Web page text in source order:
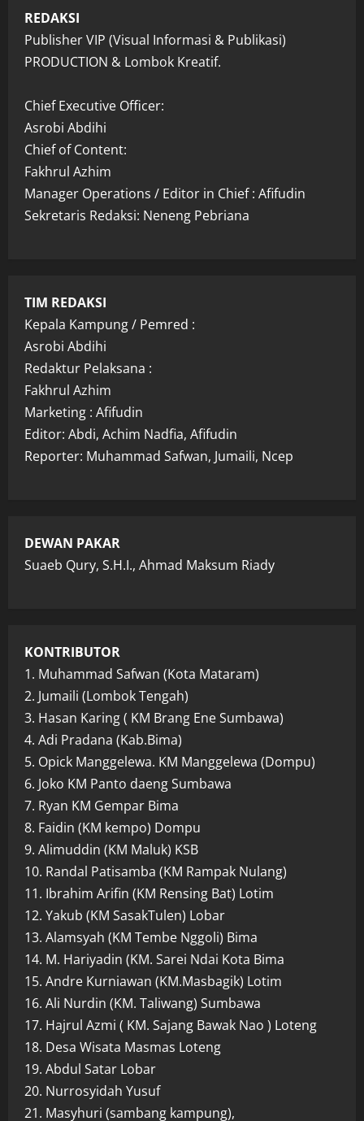
REDAKSI
Publisher VIP (Visual Informasi & Publikasi)
PRODUCTION & Lombok Kreatif.
Chief Executive Officer:
Asrobi Abdihi
Chief of Content:
Fakhrul Azhim
Manager Operations / Editor in Chief : Afifudin
Sekretaris Redaksi: Neneng Pebriana
TIM REDAKSI
Kepala Kampung / Pemred :
Asrobi Abdihi
Redaktur Pelaksana :
Fakhrul Azhim
Marketing : Afifudin
Editor: Abdi, Achim Nadfia, Afifudin
Reporter: Muhammad Safwan, Jumaili, Ncep
DEWAN PAKAR
Suaeb Qury, S.H.I., Ahmad Maksum Riady
KONTRIBUTOR
1. Muhammad Safwan (Kota Mataram)
2. Jumaili (Lombok Tengah)
3. Hasan Karing ( KM Brang Ene Sumbawa)
4. Adi Pradana (Kab.Bima)
5. Opick Manggelewa. KM Manggelewa (Dompu)
6. Joko KM Panto daeng Sumbawa
7. Ryan KM Gempar Bima
8. Faidin (KM kempo) Dompu
9. Alimuddin (KM Maluk) KSB
10. Randal Patisamba (KM Rampak Nulang)
11. Ibrahim Arifin (KM Rensing Bat) Lotim
12. Yakub (KM SasakTulen) Lobar
13. Alamsyah (KM Tembe Nggoli) Bima
14. M. Hariyadin (KM. Sarei Ndai Kota Bima
15. Andre Kurniawan (KM.Masbagik) Lotim
16. Ali Nurdin (KM. Taliwang) Sumbawa
17. Hajrul Azmi ( KM. Sajang Bawak Nao ) Loteng
18. Desa Wisata Masmas Loteng
19. Abdul Satar Lobar
20. Nurrosyidah Yusuf
21. Masyhuri (sambang kampung),